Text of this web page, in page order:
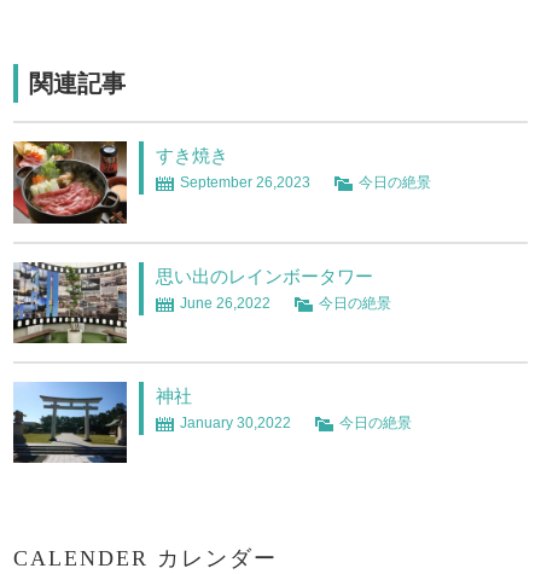
関連記事
すき焼き
September 26,2023 今日の絶景
思い出のレインボータワー
June 26,2022 今日の絶景
神社
January 30,2022 今日の絶景
CALENDER カレンダー